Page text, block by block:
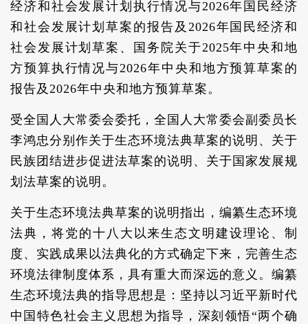
经济和社会发展计划执行情况与2026年国民经济
和社会发展计划草案的报告及2026年国民经济和
社会发展计划草案、国务院关于2025年中央和地
方预算执行情况与2026年中央和地方预算草案的
报告及2026年中央和地方预算草案。
受全国人大常委会委托，全国人大常委会副委员长
李鸿忠分别作关于生态环境法典草案的说明、关于
民族团结进步促进法草案的说明、关于国家发展规
划法草案的说明。
关于生态环境法典草案的说明指出，编纂生态环境
法典，将党的十八大以来生态文明建设理论、制
度、实践成果以法典化的方式确定下来，完善生态
环境法律制度体系，具有重大而深远的意义。编纂
生态环境法典的指导思想是：坚持以习近平新时代
中国特色社会主义思想为指导，深刻领悟“两个确